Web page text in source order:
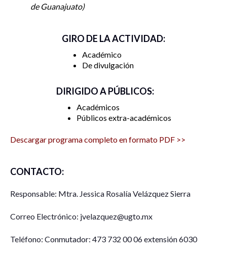
Daniel Añorve, Ray Lara y Guillermo Zamora
Marla I. Grajeda Muñoz, UG
Diana Vicher García, UG
Daniel Añorve Añorve, UG
de Guanajuato
GIRO DE LA ACTIVIDAD:
Académico
De divulgación
DIRIGIDO A PÚBLICOS:
Académicos
Públicos extra-académicos
Descargar programa completo en formato PDF >>
CONTACTO:
Responsable: Mtra. Jessica Rosalía Velázquez Sierra
Correo Electrónico: jvelazquez@ugto.mx
Teléfono: Conmutador: 473 732 00 06 extensión 6030